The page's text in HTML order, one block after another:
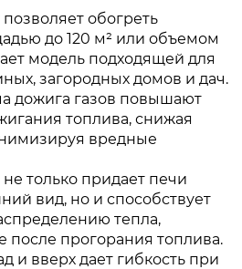
обогреть
до 120 м² или объемом
модель подходящей для
загородных домов и дач.
дожига газов повышают
топлива, снижая
вредные
не только придает печи
вид, но и способствует
тепла,
после прогорания топлива.
и вверх дает гибкость при